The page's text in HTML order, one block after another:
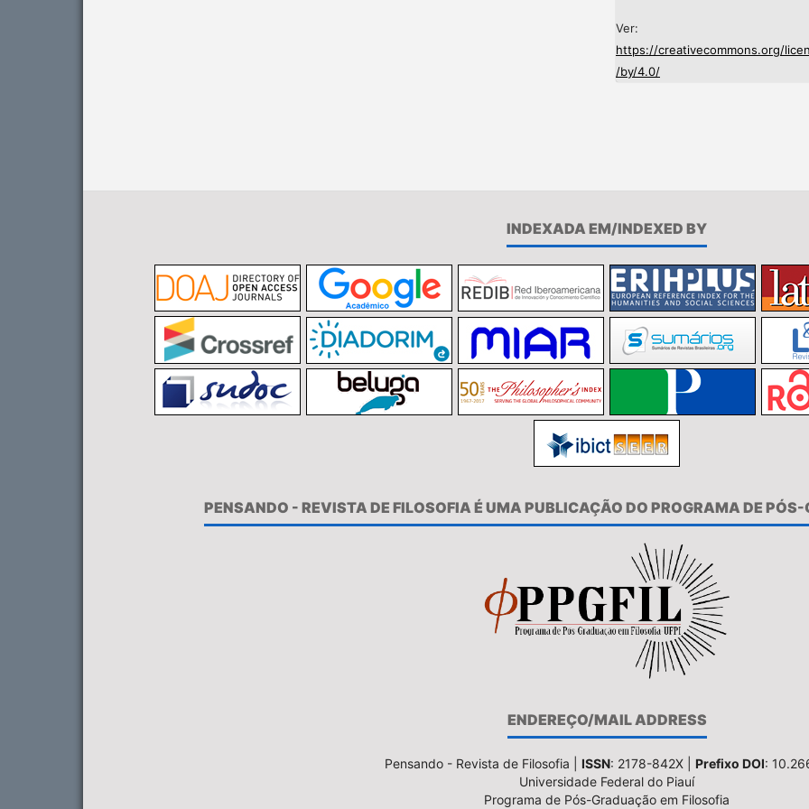
Ver:
https://creativecommons.org/
/by/4.0/
INDEXADA EM/INDEXED BY
PENSANDO - REVISTA DE FILOSOFIA É UMA PUBLICAÇÃO DO PROGRAMA DE
ENDEREÇO/MAIL ADDRESS
Pensando - Revista de Filosofia | ISSN: 2178-842X | Prefixo DOI:
Universidade Federal do Piauí
Programa de Pós-Graduação em Filosofia